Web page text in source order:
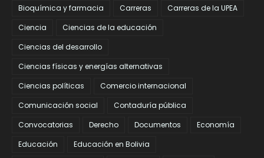
Bioquímica y farmacia
Carreras
Carreras de la UPEA
Ciencia
Ciencias de la educación
Ciencias del desarrollo
Ciencias físicas y energías alternativas
Ciencias políticas
Comercio internacional
Comunicación social
Contaduría pública
Convocatorias
Derecho Documentos
Economía
Educación
Educación en Bolivia